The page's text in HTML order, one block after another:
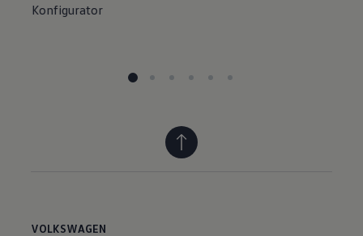
Konfigurator
VOLKSWAGEN